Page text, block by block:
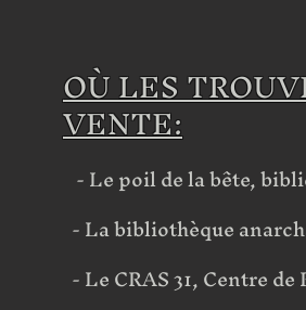
OÙ LES
VENTE:
- Le poil de la bête,
- La bibliothèque
- Le CRAS 31, Centre